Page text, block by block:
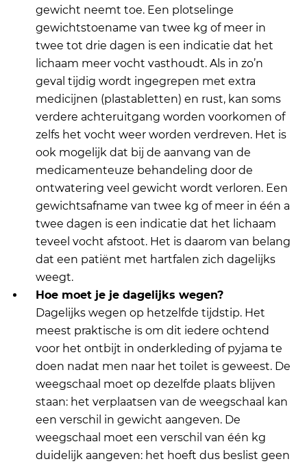
gewicht neemt toe. Een plotselinge
gewichtstoename van twee kg of meer in
twee tot drie dagen is een indicatie dat het
lichaam meer vocht vasthoudt. Als in zo’n
geval tijdig wordt ingegrepen met extra
medicijnen (plastabletten) en rust, kan soms
verdere achteruitgang worden voorkomen of
zelfs het vocht weer worden verdreven. Het is
ook mogelijk dat bij de aanvang van de
medicamenteuze behandeling door de
ontwatering veel gewicht wordt verloren. Een
gewichtsafname van twee kg of meer in één a
twee dagen is een indicatie dat het lichaam
teveel vocht afstoot. Het is daarom van belang
dat een patiënt met hartfalen zich dagelijks
weegt.
Hoe moet je je dagelijks wegen?
Dagelijks wegen op hetzelfde tijdstip. Het
meest praktische is om dit iedere ochtend
voor het ontbijt in onderkleding of pyjama te
doen nadat men naar het toilet is geweest. De
weegschaal moet op dezelfde plaats blijven
staan: het verplaatsen van de weegschaal kan
een verschil in gewicht aangeven. De
weegschaal moet een verschil van één kg
duidelijk aangeven: het hoeft dus beslist geen